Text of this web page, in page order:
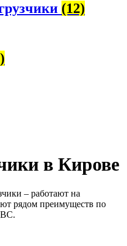
(12)
в Кирове
– работают на
рядом преимуществ по